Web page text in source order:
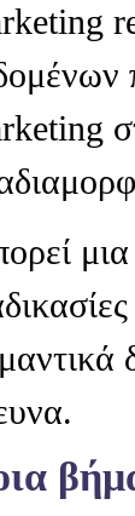
μια